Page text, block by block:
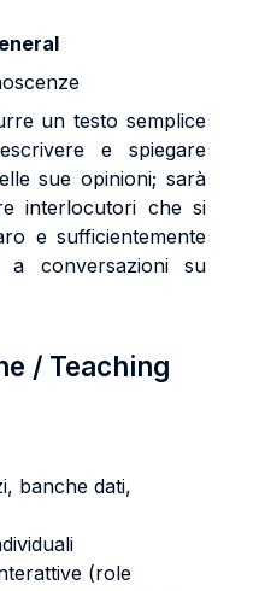
un testo semplice
e spiegare
sue opinioni; sarà
interlocutori che si
e sufficientemente
conversazioni su
/ Teaching
banche dati,
(role